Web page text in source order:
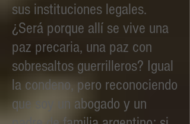
sus instituciones legales.
¿Será porque allí se vive una
paz precaria, una paz con
sobresaltos guerrilleros? Igual
la condeno, pero reconociendo
que soy un abogado y un